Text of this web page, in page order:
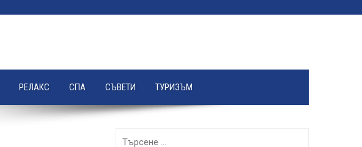
РЕЛАКС СПА СЪВЕТИ ТУРИЗЪМ